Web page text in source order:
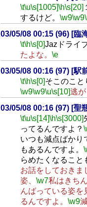
\t\u\s[1005]\h\s[20]
するけど。 \w9\w9
03/05/08 00:15 (96) [臨
\t\h\s[0]Jazドライ
たよな。 \e
03/05/08 00:16 (97) [駅
\t\h\s[0]そこのこと
\w9\w9\u\s[10]逃が
03/05/08 00:16 (97) [聖
\t\u\s[14]\h\s[3000]
ってるんですよ？
いつも減点ばかり
もあるんですよ。
らめたくなること
お話をしておきま
姿、 \w7私はきち
んばっている姿を
るんですよ。 \w9